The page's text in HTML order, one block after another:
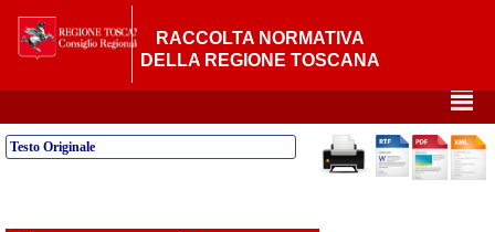
RACCOLTA NORMATIVA
DELLA REGIONE TOSCANA
²
Testo Originale